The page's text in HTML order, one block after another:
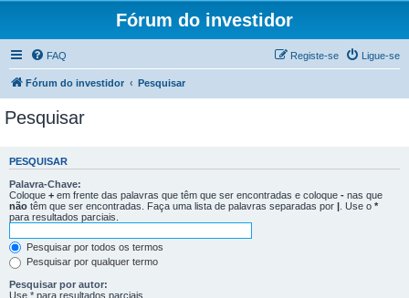
Fórum do investidor
FAQ Ligue-se
Registe-se
Fórum do investidor Pesquisar
Pesquisar
PESQUISAR
Palavra-Chave:
Coloque + em frente das palavras que têm que ser encontradas e coloque - nas que
não têm que ser encontradas. Faça uma lista de palavras separadas por | . Use o *
para resultados parciais.
Pesquisar por todos os termos
Pesquisar por qualquer termo
Pesquisar por autor:
Use * para resultados parciais